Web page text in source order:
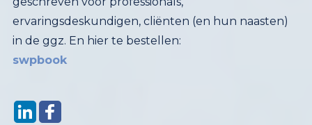
ervaringsdeskundigen, cliënten (en hun naasten)
in de ggz. En hier te bestellen:
swpbook